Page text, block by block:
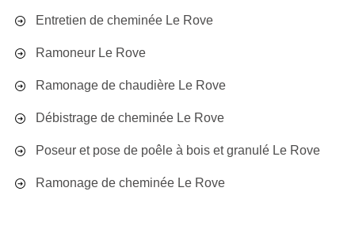
Entretien de cheminée Le Rove
Ramoneur Le Rove
Ramonage de chaudière Le Rove
Débistrage de cheminée Le Rove
Poseur et pose de poêle à bois et granulé Le Rove
Ramonage de cheminée Le Rove